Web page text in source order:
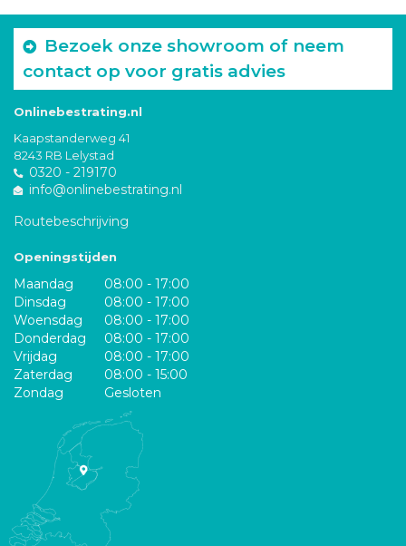
Bezoek onze showroom of neem
contact op voor gratis advies
Onlinebestrating.nl
Kaapstanderweg 41
8243 RB Lelystad
0320 - 219170
info@onlinebestrating.nl
Routebeschrijving
Openingstijden
Maandag
08:00 - 17:00
Dinsdag
08:00 - 17:00
Woensdag
08:00 - 17:00
Donderdag
08:00 - 17:00
Vrijdag
08:00 - 17:00
Zaterdag
08:00 - 15:00
Zondag
Gesloten